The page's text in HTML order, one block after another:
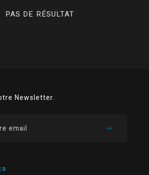
PAS DE RÉSULTAT
Newsletter.